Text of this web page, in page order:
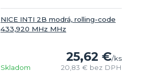
NICE INTI 2B modrá, rolling-code
433,920 MHz MHz
25,62 €/ks
20,83 € bez DPH
Skladom